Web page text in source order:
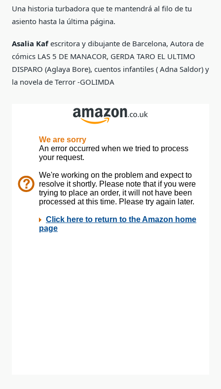
Una historia turbadora que te mantendrá al filo de tu
asiento hasta la última página.
Asalia Kafescritora y dibujante de Barcelona, Autora de
cómics LAS 5 DE MANACOR, GERDA TARO EL ULTIMO
DISPARO (Aglaya Bore), cuentos infantiles ( Adna Saldor) y
la novela de Terror -GOLIMDA